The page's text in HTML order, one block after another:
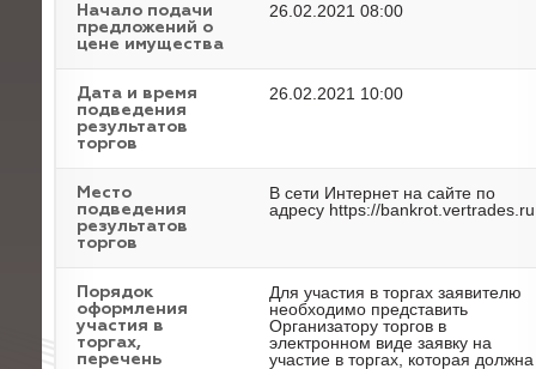
Начало подачи
предложений о
цене имущества
26.02.2021 08:00
Дата и время
подведения
результатов
торгов
26.02.2021 10:00
Место
подведения
результатов
торгов
В сети Интернет на сайте по
адресу https://bankrot.vertrades.ru
Порядок
оформления
участия в
торгах,
перечень
Для участия в торгах заявителю
необходимо представить
Организатору торгов в
электронном виде заявку на
участие в торгах, которая должна